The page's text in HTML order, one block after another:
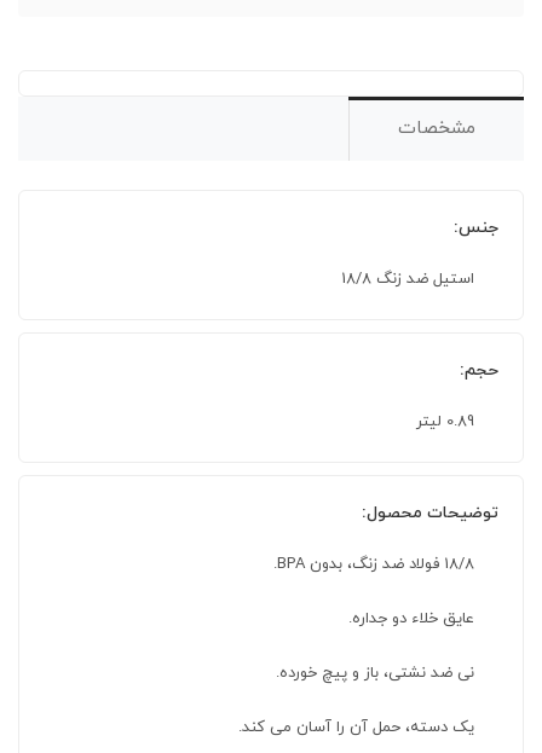
مشخصات
جنس:
استیل ضد زنگ 18/8
حجم:
0.89 لیتر
توضیحات محصول:
18/8 فولاد ضد زنگ، بدون BPA.
عایق خلاء دو جداره.
نی ضد نشتی، باز و پیچ خورده.
یک دسته، حمل آن را آسان می کند.